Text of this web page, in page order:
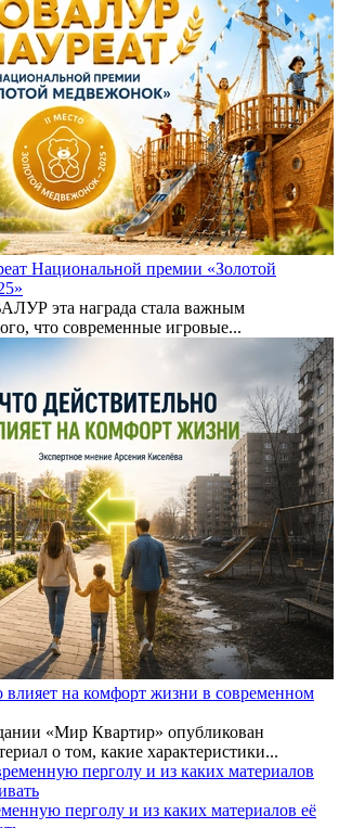
Национальной премии «Золотой
эта награда стала важным
что современные игровые...
влияет на комфорт жизни в современном
«Мир Квартир» опубликован
о том, какие характеристики...
перголу и из каких материалов её